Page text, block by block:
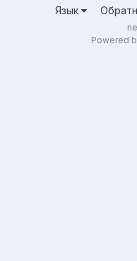
Язык
Powered